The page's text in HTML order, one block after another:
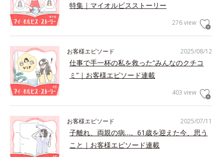
特集｜マイオルビスストーリー
276 view
2025/08/12
お客様エピソード
仕事で手一杯の私を救った“みんなのクチコ
ミ”｜お客様エピソード連載
403 view
2025/07/11
お客様エピソード
子離れ、両親の病…。61歳を迎えた今、思う
こと｜お客様エピソード連載